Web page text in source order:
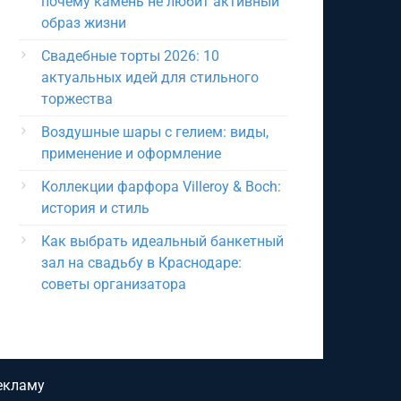
образ жизни
Свадебные торты 2026: 10
актуальных идей для стильного
торжества
Воздушные шары с гелием: виды,
применение и оформление
Коллекции фарфора Villeroy & Boch:
история и стиль
Как выбрать идеальный банкетный
зал на свадьбу в Краснодаре:
советы организатора